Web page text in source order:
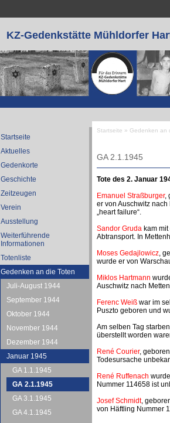
KZ-Gedenkstätte Mühldorfer
Startseite
Aktuelles
Gedenkorte
Geschichte
Zeitzeugen
Verein
Ausstellung
Weiterführende
Informationen
Totenliste
Gedenken an die Toten
Juli-August 1944
September 1944
Oktober 1944
November 1944
Dezember 1944
Januar 1945
GA 1.1.1945
GA 2.1.1945
GA 3.1.1945
GA 4.1.1945
Startseite » Gedenken an
GA 2.1.1945
Tote des 2. Januar
Emanuel Straßburger,
er von Auschwitz
„heart failure“.
Sandor Gruda kam
Abtransport. In
Moses Gedajlowicz ,
wurde er von
Miklos Hartmann
Auschwitz nach
Ferenc Weiß war im
Puszto geboren und
Am selben Tag
überstellt worden
René Courier,
Todesursache
René Ruffenach
Nummer 114658 ist
Josef Schmidt,
von Häftling Nummer